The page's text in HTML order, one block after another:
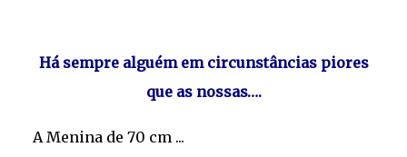
Há sempre alguém em circunstâncias piores
que as nossas….
A Menina de 70 cm ...